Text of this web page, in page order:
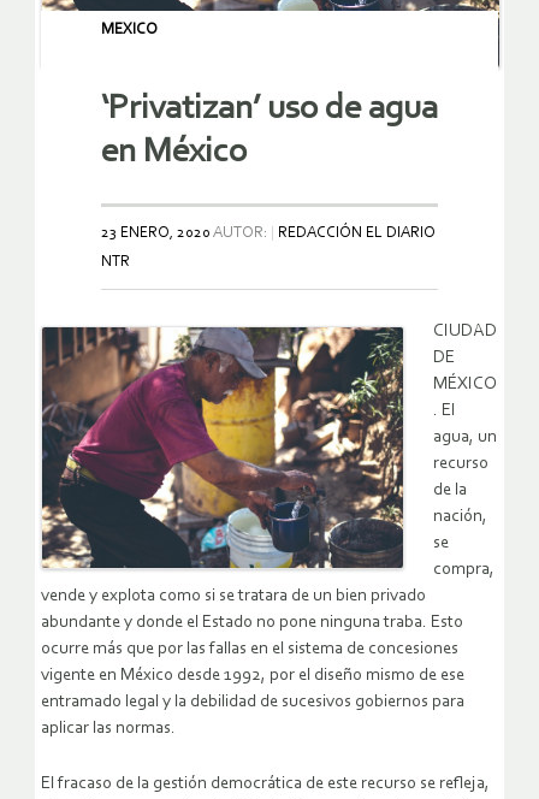
MEXICO
‘Privatizan’ uso de agua
en México
23 ENERO, 2020 AUTOR:
REDACCIÓN EL DIARIO
NTR
CIUDAD
DE
MÉXICO
. El
agua, un
recurso
de la
nación,
se
compra,
vende y explota como si se tratara de un bien privado
abundante y donde el Estado no pone ninguna traba. Esto
ocurre más que por las fallas en el sistema de concesiones
vigente en México desde 1992, por el diseño mismo de ese
entramado legal y la debilidad de sucesivos gobiernos para
aplicar las normas.
El fracaso de la gestión democrática de este recurso se refleja,